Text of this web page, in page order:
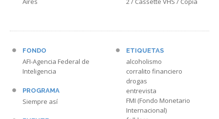
FONDO
AFI-Agencia Federal de
Inteligencia
PROGRAMA
Siempre así
ETIQUETAS
alcoholismo
corralito financiero
drogas
entrevista
FMI (Fondo Monetario
Internacional)